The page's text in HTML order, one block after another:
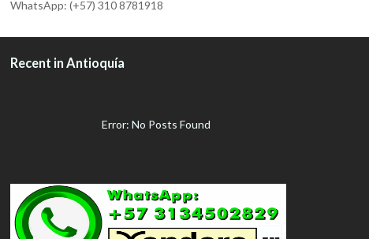
WhatsApp: (+57) 310 8781918
Recent in Antioquía
Error: No Posts Found